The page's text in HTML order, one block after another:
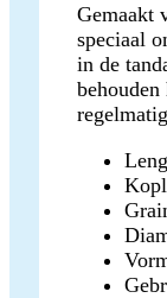
Gemaakt
speciaal
in de